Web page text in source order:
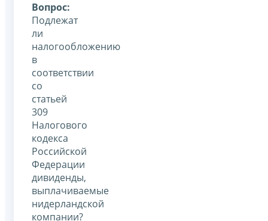
Вопрос:
Подлежат
ли
налогообложению
в
соответствии
со
статьей
309
Налогового
кодекса
Российской
Федерации
дивиденды,
выплачиваемые
нидерландской
компании?